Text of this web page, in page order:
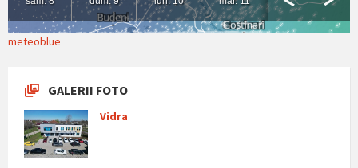
meteoblue
GALERII FOTO
Vidra